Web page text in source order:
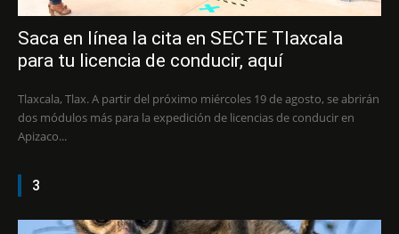
Saca en línea la cita en SECTE Tlaxcala
para tu licencia de conducir, aquí
Tlaxcala, Tlax. A partir del próximo miércoles 19 de agosto, se abrirán
dos módulos más para la expedición de licencias de conducir en
Apizaco...
3